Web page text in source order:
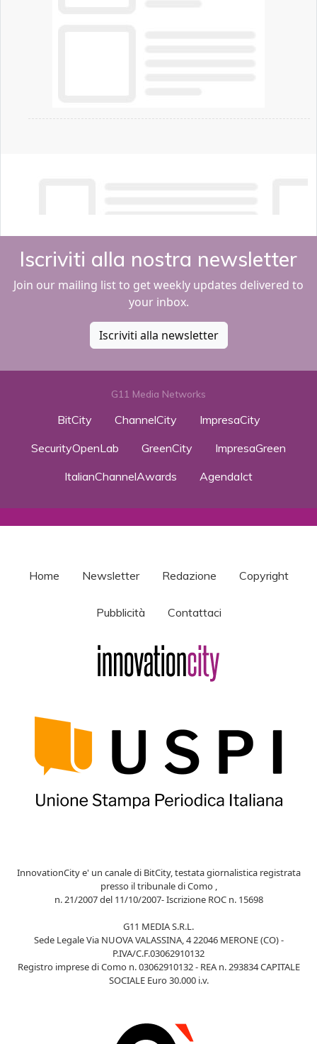
Iscriviti alla nostra newsletter
Join our mailing list to get weekly updates delivered to
your inbox.
Iscriviti alla newsletter
G11 Media Networks
BitCity ChannelCity
ImpresaCity
SecurityOpenLab
GreenCity
ImpresaGreen
ItalianChannelAwards
AgendaIct
Home Newsletter Redazione Copyright
Pubblicità Contattaci
InnovationCity e' un canale di BitCity, testata giornalistica registrata
presso il tribunale di Como ,
n. 21/2007 del 11/10/2007- Iscrizione ROC n. 15698
G11 MEDIA S.R.L.
Sede Legale Via NUOVA VALASSINA, 4 22046 MERONE (CO) -
P.IVA/C.F.03062910132
Registro imprese di Como n. 03062910132 - REA n. 293834 CAPITALE
SOCIALE Euro 30.000 i.v.